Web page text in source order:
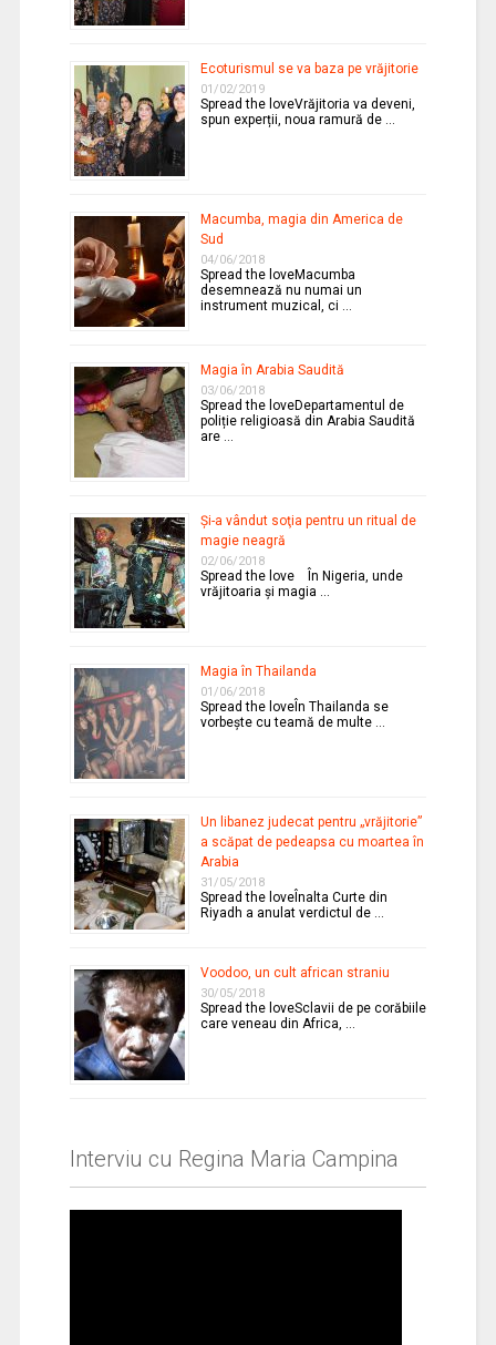
Ecoturismul se va baza pe vrăjitorie
01/02/2019
Spread the loveVrăjitoria va deveni,
spun experții, noua ramură de …
Macumba, magia din America de
Sud
04/06/2018
Spread the loveMacumba
desemnează nu numai un
instrument muzical, ci …
Magia în Arabia Saudită
03/06/2018
Spread the loveDepartamentul de
poliție religioasă din Arabia Saudită
are …
Şi-a vândut soţia pentru un ritual de
magie neagră
02/06/2018
Spread the love În Nigeria, unde
vrăjitoaria şi magia …
Magia în Thailanda
01/06/2018
Spread the loveÎn Thailanda se
vorbeşte cu teamă de multe …
Un libanez judecat pentru „vrăjitorie”
a scăpat de pedeapsa cu moartea în
Arabia
31/05/2018
Spread the loveÎnalta Curte din
Riyadh a anulat verdictul de …
Voodoo, un cult african straniu
30/05/2018
Spread the loveSclavii de pe corăbiile
care veneau din Africa, …
Interviu cu Regina Maria Campina